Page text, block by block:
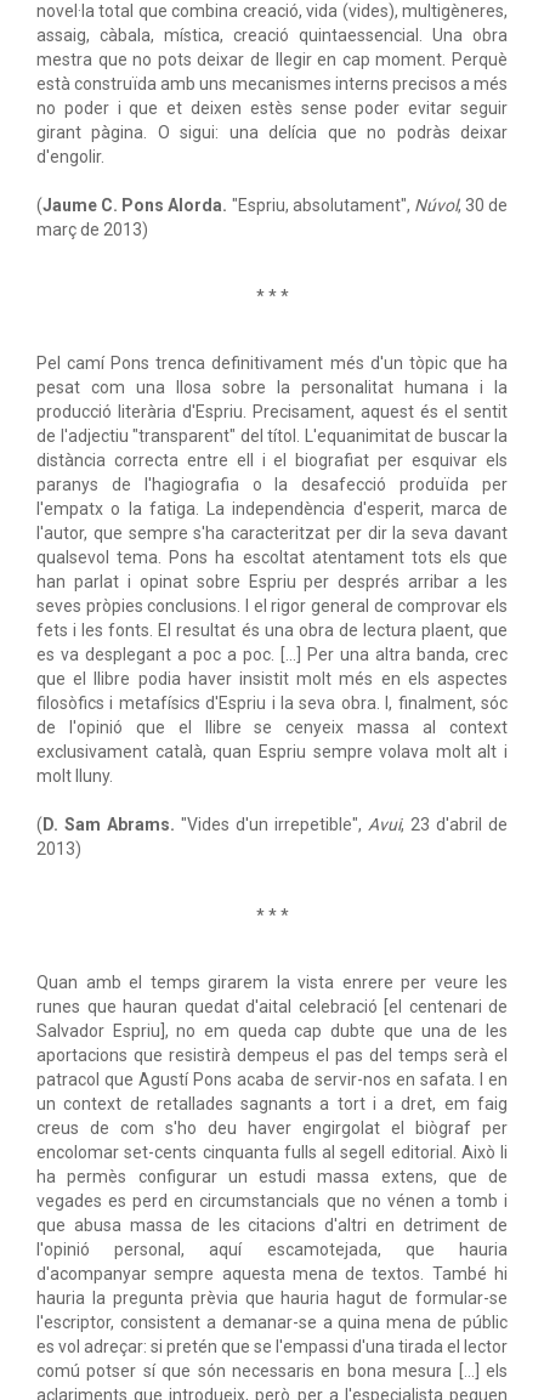
novel·la total que combina creació, vida (vides), multigèneres,
assaig, càbala, mística, creació quintaessencial. Una obra
mestra que no pots deixar de llegir en cap moment. Perquè
està construïda amb uns mecanismes interns precisos a més
no poder i que et deixen estès sense poder evitar seguir
girant pàgina. O sigui: una delícia que no podràs deixar
d'engolir.
(Jaume C. Pons Alorda. "Espriu, absolutament", Núvol, 30 de
març de 2013)
* * *
Pel camí Pons trenca definitivament més d'un tòpic que ha
pesat com una llosa sobre la personalitat humana i la
producció literària d'Espriu. Precisament, aquest és el sentit
de l'adjectiu "transparent" del títol. L'equanimitat de buscar la
distància correcta entre ell i el biografiat per esquivar els
paranys de l'hagiografia o la desafecció produïda per
l'empatx o la fatiga. La independència d'esperit, marca de
l'autor, que sempre s'ha caracteritzat per dir la seva davant
qualsevol tema. Pons ha escoltat atentament tots els que
han parlat i opinat sobre Espriu per després arribar a les
seves pròpies conclusions. I el rigor general de comprovar els
fets i les fonts. El resultat és una obra de lectura plaent, que
es va desplegant a poc a poc. […] Per una altra banda, crec
que el llibre podia haver insistit molt més en els aspectes
filosòfics i metafísics d'Espriu i la seva obra. I, finalment, sóc
de l'opinió que el llibre se cenyeix massa al context
exclusivament català, quan Espriu sempre volava molt alt i
molt lluny.
( D. Sam Abrams. "Vides d'un irrepetible", Avui, 23 d'abril de
2013)
* * *
Quan amb el temps girarem la vista enrere per veure les
runes que hauran quedat d'aital celebració [el centenari de
Salvador Espriu], no em queda cap dubte que una de les
aportacions que resistirà dempeus el pas del temps serà el
patracol que Agustí Pons acaba de servir-nos en safata. I en
un context de retallades sagnants a tort i a dret, em faig
creus de com s'ho deu haver engirgolat el biògraf per
encolomar set-cents cinquanta fulls al segell editorial. Això li
ha permès configurar un estudi massa extens, que de
vegades es perd en circumstancials que no vénen a tomb i
que abusa massa de les citacions d'altri en detriment de
l'opinió personal, aquí escamotejada, que hauria
d'acompanyar sempre aquesta mena de textos. També hi
hauria la pregunta prèvia que hauria hagut de formular-se
l'escriptor, consistent a demanar-se a quina mena de públic
es vol adreçar: si pretén que se l'empassi d'una tirada el lector
comú potser sí que són necessaris en bona mesura […] els
aclariments que introdueix, però per a l'especialista pequen